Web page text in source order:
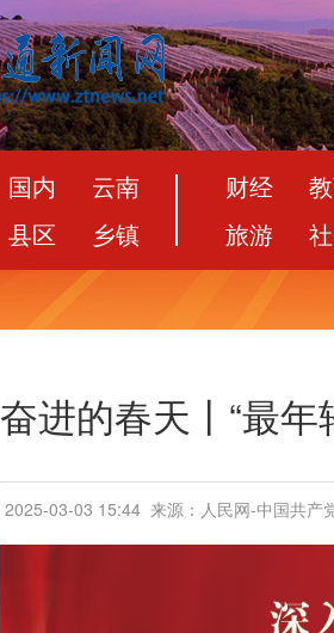
国内
云南
县区 乡镇
财经
旅游
奋进的春天丨“最
2025-03-03 15:44 来源：人民网-中国共产